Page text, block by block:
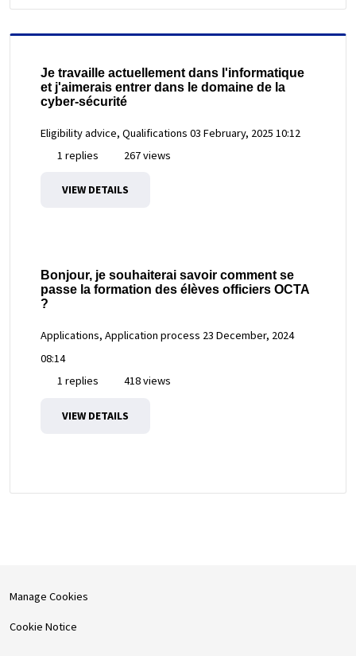
Je travaille actuellement dans l'informatique
et j'aimerais entrer dans le domaine de la
cyber-sécurité
Eligibility advice, Qualifications 03 February, 2025 10:12
1 replies
267 views
VIEW DETAILS
Bonjour, je souhaiterai savoir comment se
passe la formation des élèves officiers OCTA
?
Applications, Application process 23 December, 2024
08:14
1 replies
418 views
VIEW DETAILS
Manage Cookies
Cookie Notice